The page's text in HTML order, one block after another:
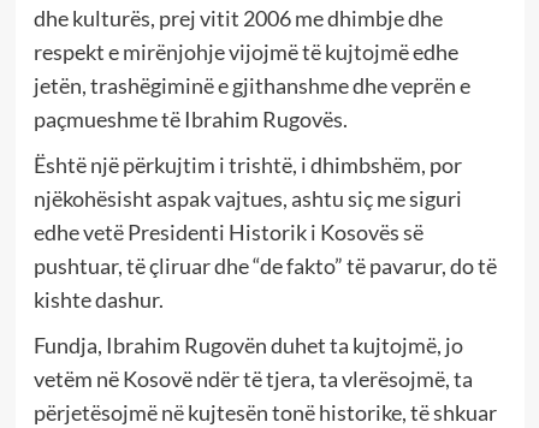
dhe kulturës, prej vitit 2006 me dhimbje dhe
respekt e mirënjohje vijojmë të kujtojmë edhe
jetën, trashëgiminë e gjithanshme dhe veprën e
paçmueshme të Ibrahim Rugovës.
Është një përkujtim i trishtë, i dhimbshëm, por
njëkohësisht aspak vajtues, ashtu siç me siguri
edhe vetë Presidenti Historik i Kosovës së
pushtuar, të çliruar dhe “de fakto” të pavarur, do të
kishte dashur.
Fundja, Ibrahim Rugovën duhet ta kujtojmë, jo
vetëm në Kosovë ndër të tjera, ta vlerësojmë, ta
përjetësojmë në kujtesën tonë historike, të shkuar